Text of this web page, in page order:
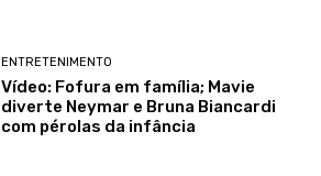
ENTRETENIMENTO
Vídeo: Fofura em família; Mavie
diverte Neymar e Bruna Biancardi
com pérolas da infância